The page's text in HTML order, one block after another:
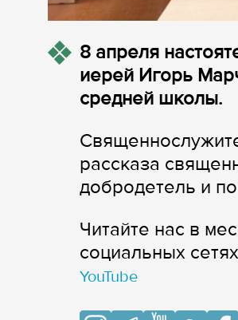
8 апреля
иерей Игорь
средней школы.
рассказа
добродетель и
Читайте нас в
cоциальных
YouTube